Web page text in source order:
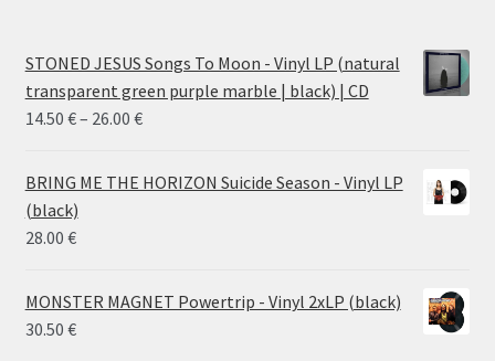
STONED JESUS Songs To Moon - Vinyl LP (natural
transparent green purple marble | black) | CD
14.50 €– 26.00 €Price
14.50 €
BRING ME THE HORIZON Suicide Season - Vinyl LP
(black)
28.00 €
MONSTER MAGNET Powertrip - Vinyl 2xLP (black)
30.50 €